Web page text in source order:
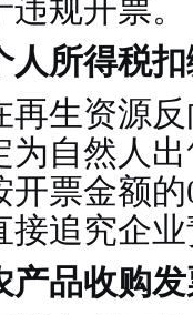
违规开票。
人所得税
再生资源
为自然人
开票金额
接追究企
产品收购